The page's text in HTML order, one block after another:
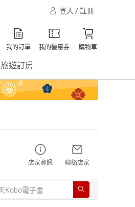
登入 / 註冊
我的訂單 我的優惠券 購物車
旅遊訂房
店家資訊 聯絡店家